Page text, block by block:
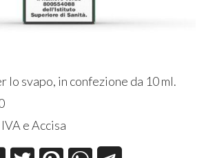
lo svapo, in confezione da 10 ml.
e Accisa